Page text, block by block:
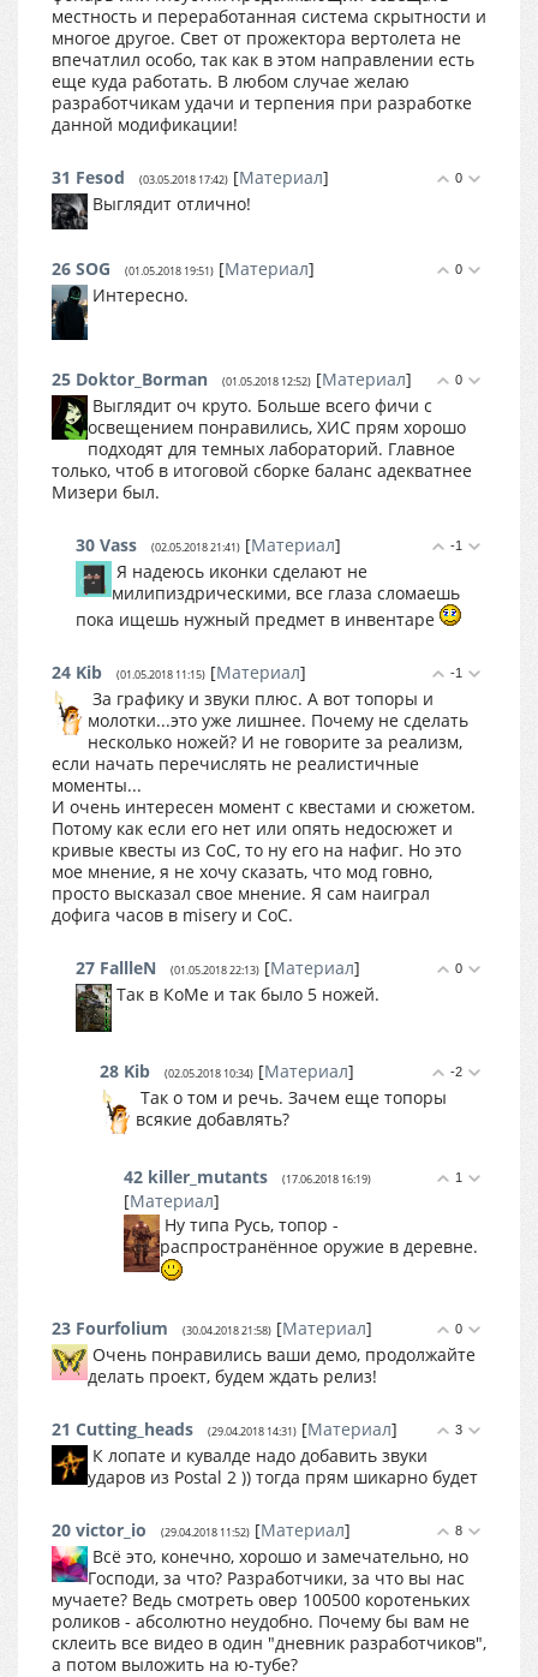
местность и переработанная система скрытности и
многое другое. Свет от прожектора вертолета не
впечатлил особо, так как в этом направлении есть
еще куда работать. В любом случае желаю
разработчикам удачи и терпения при разработке
данной модификации!
0
31 Fesod (03.05.2018 17:42) [Материал]
Выглядит отлично!
0
26 SOG (01.05.2018 19:51) [Материал]
Интересно.
0
25 Doktor_Borman (01.05.2018 12:52) [Материал]
Выглядит оч круто. Больше всего фичи с
освещением понравились, ХИС прям хорошо
подходят для темных лабораторий. Главное
только, чтоб в итоговой сборке баланс адекватнее
Мизери был.
-1
30 Vass (02.05.2018 21:41) [Материал]
Я надеюсь иконки сделают не
милипиздрическими, все глаза сломаешь
пока ищешь нужный предмет в инвентаре
-1
24 Kib (01.05.2018 11:15) [Материал]
За графику и звуки плюс. А вот топоры и
молотки...это уже лишнее. Почему не сделать
несколько ножей? И не говорите за реализм,
если начать перечислять не реалистичные
моменты...
И очень интересен момент с квестами и сюжетом.
Потому как если его нет или опять недосюжет и
кривые квесты из СоС, то ну его на нафиг. Но это
мое мнение, я не хочу сказать, что мод говно,
просто высказал свое мнение. Я сам наиграл
дофига часов в misery и СоС.
0
27 FallleN (01.05.2018 22:13) [Материал]
Так в КоМе и так было 5 ножей.
-2
28 Kib (02.05.2018 10:34) [Материал]
Так о том и речь. Зачем еще топоры
всякие добавлять?
1
42 killer_mutants (17.06.2018 16:19)
[Материал]
Ну типа Русь, топор -
распространённое оружие в деревне.
0
23 Fourfolium (30.04.2018 21:58) [Материал]
Очень понравились ваши демо, продолжайте
делать проект, будем ждать релиз!
3
21 Cutting_heads (29.04.2018 14:31) [Материал]
К лопате и кувалде надо добавить звуки
ударов из Postal 2 )) тогда прям шикарно будет
8
20 victor_io (29.04.2018 11:52) [Материал]
Всё это, конечно, хорошо и замечательно, но
Господи, за что? Разработчики, за что вы нас
мучаете? Ведь смотреть овер 100500 коротеньких
роликов - абсолютно неудобно. Почему бы вам не
склеить все видео в один "дневник разработчиков",
а потом выложить на ю-тубе?